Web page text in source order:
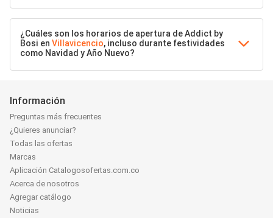
¿Cuáles son los horarios de apertura de Addict by
Bosi en Villavicencio, incluso durante festividades
como Navidad y Año Nuevo?
Información
Preguntas más frecuentes
¿Quieres anunciar?
Todas las ofertas
Marcas
Aplicación Catalogosofertas.com.co
Acerca de nosotros
Agregar catálogo
Noticias